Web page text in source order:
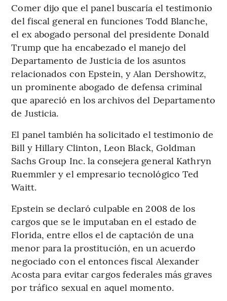
Comer dijo que el panel buscaría el testimonio
del fiscal general en funciones Todd Blanche,
el ex abogado personal del presidente Donald
Trump que ha encabezado el manejo del
Departamento de Justicia de los asuntos
relacionados con Epstein, y Alan Dershowitz,
un prominente abogado de defensa criminal
que apareció en los archivos del Departamento
de Justicia.
El panel también ha solicitado el testimonio de
Bill y Hillary Clinton, Leon Black, Goldman
Sachs Group Inc. la consejera general Kathryn
Ruemmler y el empresario tecnológico Ted
Waitt.
Epstein se declaró culpable en 2008 de los
cargos que se le imputaban en el estado de
Florida, entre ellos el de captación de una
menor para la prostitución, en un acuerdo
negociado con el entonces fiscal Alexander
Acosta para evitar cargos federales más graves
por tráfico sexual en aquel momento.